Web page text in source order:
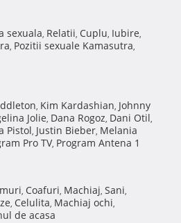
sexuala, Relatii, Cuplu, Iubire,
, Pozitii sexuale Kamasutra,
, Kim Kardashian, Johnny
Jolie, Dana Rogoz, Dani Otil,
Pistol, Justin Bieber, Melania
Pro TV, Program Antena 1
, Coafuri, Machiaj, Sani,
, Celulita, Machiaj ochi,
de acasa